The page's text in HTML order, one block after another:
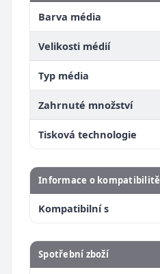
Barva média
Velikosti médií
Typ média
Zahrnuté množství
Tisková technologie
Informace o kompatibilitě
Kompatibilní s
Spotřební zboží